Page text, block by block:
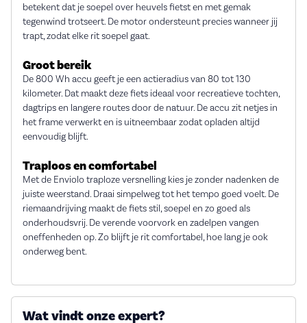
betekent dat je soepel over heuvels fietst en met gemak
tegenwind trotseert. De motor ondersteunt precies wanneer jij
trapt, zodat elke rit soepel gaat.
Groot bereik
De 800 Wh accu geeft je een actieradius van 80 tot 130
kilometer. Dat maakt deze fiets ideaal voor recreatieve tochten,
dagtrips en langere routes door de natuur. De accu zit netjes in
het frame verwerkt en is uitneembaar zodat opladen altijd
eenvoudig blijft.
Traploos en comfortabel
Met de Enviolo traploze versnelling kies je zonder nadenken de
juiste weerstand. Draai simpelweg tot het tempo goed voelt. De
riemaandrijving maakt de fiets stil, soepel en zo goed als
onderhoudsvrij. De verende voorvork en zadelpen vangen
oneffenheden op. Zo blijft je rit comfortabel, hoe lang je ook
onderweg bent.
Wat vindt onze expert?